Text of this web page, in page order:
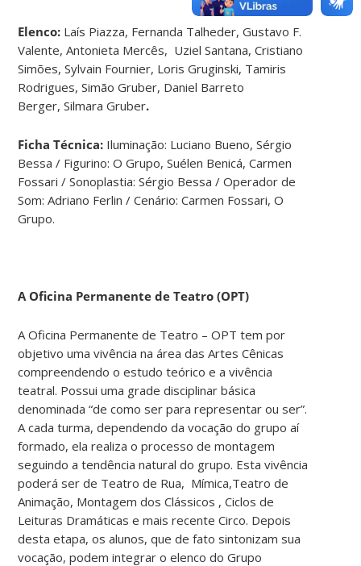
Elenco: Laís Piazza, Fernanda Talheder, Gustavo F.
Valente, Antonieta Mercês, Uziel Santana, Cristiano
Simões, Sylvain Fournier, Loris Gruginski, Tamiris
Rodrigues, Simão Gruber, Daniel Barreto
Berger, Silmara Gruber.
Ficha Técnica: Iluminação: Luciano Bueno, Sérgio
Bessa / Figurino: O Grupo, Suélen Benicá, Carmen
Fossari / Sonoplastia: Sérgio Bessa / Operador de
Som: Adriano Ferlin / Cenário: Carmen Fossari, O
Grupo.
A Oficina Permanente de Teatro (OPT)
A Oficina Permanente de Teatro – OPT tem por
objetivo uma vivência na área das Artes Cênicas
compreendendo o estudo teórico e a vivência
teatral. Possui uma grade disciplinar básica
denominada “de como ser para representar ou ser”.
A cada turma, dependendo da vocação do grupo aí
formado, ela realiza o processo de montagem
seguindo a tendência natural do grupo. Esta vivência
poderá ser de Teatro de Rua, Mímica,Teatro de
Animação, Montagem dos Clássicos , Ciclos de
Leituras Dramáticas e mais recente Circo. Depois
desta etapa, os alunos, que de fato sintonizam sua
vocação, podem integrar o elenco do Grupo